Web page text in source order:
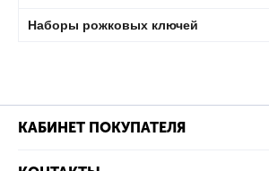
Наборы рожковых ключей
КАБИНЕТ ПОКУПАТЕЛЯ